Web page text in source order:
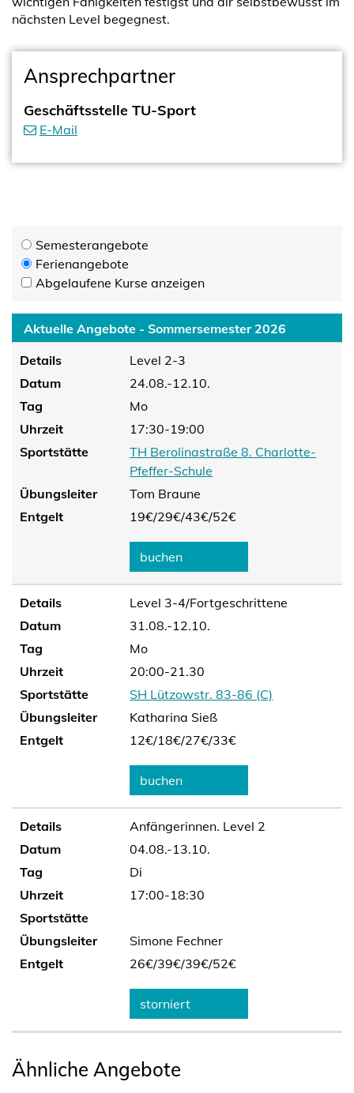
nächsten Level begegnest.
Ansprechpartner
Geschäftsstelle TU-Sport
E-Mail
Semesterangebote
Ferienangebote
Abgelaufene Kurse anzeigen
Aktuelle Angebote - Sommersemester 2026
Details
Level 2-3
Datum
24.08.-12.10.
Tag
Mo
Uhrzeit
17:30-19:00
Sportstätte
TH Berolinastraße 8. Charlotte-
Pfeffer-Schule
Übungsleiter
Tom Braune
Entgelt
19€/29€/43€/52€
buchen
Details
Level 3-4/Fortgeschrittene
Datum
31.08.-12.10.
Tag
Mo
Uhrzeit
20:00-21.30
Sportstätte
SH Lützowstr. 83-86 (C)
Übungsleiter
Katharina Sieß
Entgelt
12€/18€/27€/33€
buchen
Details
Anfängerinnen. Level 2
Datum
04.08.-13.10.
Tag
Di
Uhrzeit
17:00-18:30
Sportstätte
Übungsleiter
Simone Fechner
Entgelt
26€/39€/39€/52€
storniert
Ähnliche Angebote